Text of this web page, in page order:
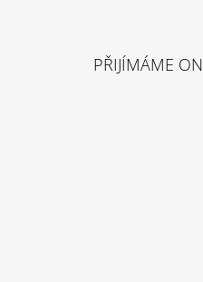
PŘIJÍMÁME